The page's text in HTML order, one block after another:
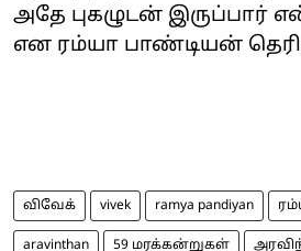
அதே புகழுடன் இருப்பார்
என ரம்யா பாண்டியன்
விவேக் vivek ramya pandiyan
aravinthan 59 மரக்கன்றுகள்